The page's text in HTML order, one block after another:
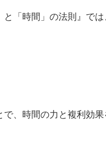
「時間」の法則』で
、時間の力と複利効